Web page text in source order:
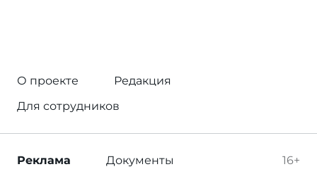
О проекте
Редакция
Для сотрудников
16+
Реклама Документы